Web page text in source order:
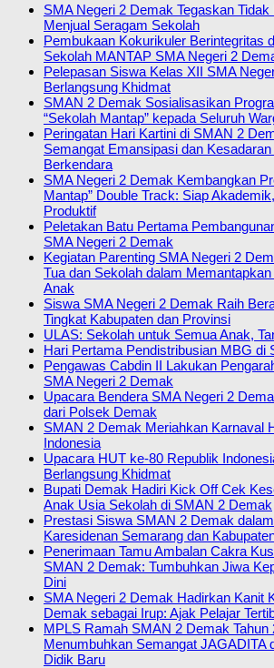
SMA Negeri 2 Demak Tegaskan
Menjual Seragam Sekolah
Pembukaan Kokurikuler Berintegritas
Sekolah MANTAP SMA Negeri 2
Pelepasan Siswa Kelas XII SMA
Berlangsung Khidmat
SMAN 2 Demak Sosialisasikan
“Sekolah Mantap” kepada Seluruh
Peringatan Hari Kartini di SMAN 2
Semangat Emansipasi dan
Berkendara
SMA Negeri 2 Demak Kembangkan
Mantap” Double Track: Siap
Produktif
Peletakan Batu Pertama
SMA Negeri 2 Demak
Kegiatan Parenting SMA Negeri 2
Tua dan Sekolah dalam
Anak
Siswa SMA Negeri 2 Demak Raih
Tingkat Kabupaten dan Provinsi
ULAS: Sekolah untuk Semua Anak,
Hari Pertama Pendistribusian MBG di
Pengawas Cabdin II Lakukan
SMA Negeri 2 Demak
Upacara Bendera SMA Negeri 2
dari Polsek Demak
SMAN 2 Demak Meriahkan Karnaval
Indonesia
Upacara HUT ke-80 Republik
Berlangsung Khidmat
Bupati Demak Hadiri Kick Off Cek
Anak Usia Sekolah di SMAN 2 Demak
Prestasi Siswa SMAN 2 Demak
Karesidenan Semarang dan
Penerimaan Tamu Ambalan Cakra
SMAN 2 Demak: Tumbuhkan Jiwa
Dini
SMA Negeri 2 Demak Hadirkan Kanit
Demak sebagai Irup: Ajak Pelajar
MPLS Ramah SMAN 2 Demak Tahun
Menumbuhkan Semangat JAGADITA
Didik Baru